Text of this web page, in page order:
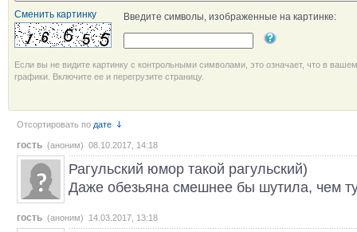
Сменить картинку Введите символы, изображенные на картинке:
Если вы не видите картинку с контрольными символами, это означает, что в
графики. Включите ее и перегрузите страницу.
Отсортировать по дате
гость (аноним) 08.10.2017, 14:18
Рагульский юмор такой рагульский)
Даже обезьяна смешнее бы шутила, чем
гость (аноним) 14.03.2017, 13:18